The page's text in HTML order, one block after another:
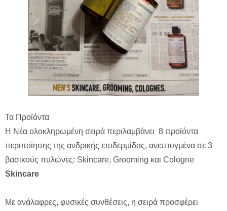
Τα Προϊόντα
Η Νέα ολοκληρωμένη σειρά περιλαμβάνει 8 προϊόντα
περιποίησης της ανδρικής επιδερμίδας, ανεπτυγμένα σε 3
βασικούς πυλώνες: Skincare, Grooming και Cologne
Skincare
Με ανάλαφρες, φυσικές συνθέσεις, η σειρά προσφέρει